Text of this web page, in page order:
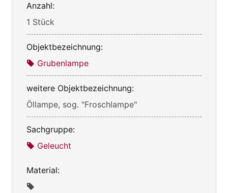
Anzahl:
1 Stück
Objektbezeichnung:
Grubenlampe
weitere Objektbezeichnung:
Öllampe, sog. "Froschlampe"
Sachgruppe:
Geleucht
Material: